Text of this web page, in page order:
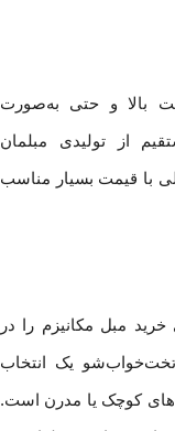
بالا و حتی به‌صورت
از تولیدی مبلمان
با قیمت بسیار مناسب
مبل مکانیزم را در
تخت‌خواب‌شو یک انتخاب
کوچک یا مدرن است.